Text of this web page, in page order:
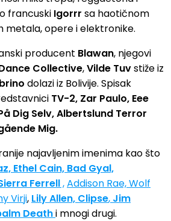
francuski Igorrr sa haotičnom
metala, opere i elektronike.
producent Blawan, njegovi
Collective,Vilde Tuvstiže iz
dolazi iz Bolivije. Spisak
TV-2, Zar Paulo, Eee
Dig Selv, Albertslund Terror
Mig.
najavljenim imenima kao što
Ethel Cain, Bad Gyal,
Ferrell,Addison Rae, Wolf
Virji, Lily Allen, Clipse, Jim
Deathi mnogi drugi.